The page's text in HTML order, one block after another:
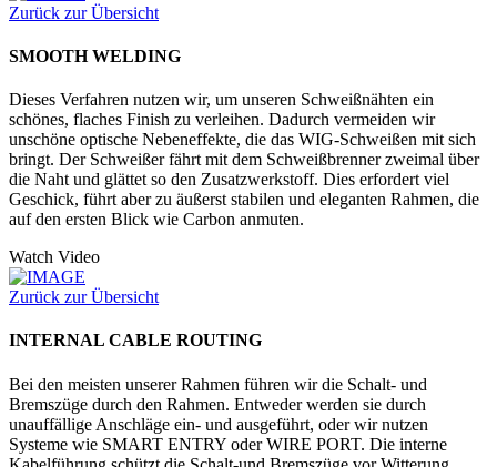
Zurück zur Übersicht
SMOOTH WELDING
Dieses Verfahren nutzen wir, um unseren Schweißnähten ein
schönes, flaches Finish zu verleihen. Dadurch vermeiden wir
unschöne optische Nebeneffekte, die das WIG-Schweißen mit sich
bringt. Der Schweißer fährt mit dem Schweißbrenner zweimal über
die Naht und glättet so den Zusatzwerkstoff. Dies erfordert viel
Geschick, führt aber zu äußerst stabilen und eleganten Rahmen, die
auf den ersten Blick wie Carbon anmuten.
Watch Video
Zurück zur Übersicht
INTERNAL CABLE ROUTING
Bei den meisten unserer Rahmen führen wir die Schalt- und
Bremszüge durch den Rahmen. Entweder werden sie durch
unauffällige Anschläge ein- und ausgeführt, oder wir nutzen
Systeme wie SMART ENTRY oder WIRE PORT. Die interne